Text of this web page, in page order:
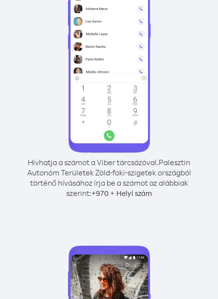
Hívhatja a számot a Viber tárcsázóval.Palesztin
Autonóm Területek Zöld-foki-szigetek országból
történő hívásához írja be a számot az alábbiak
szerint:+970 + Helyi szám